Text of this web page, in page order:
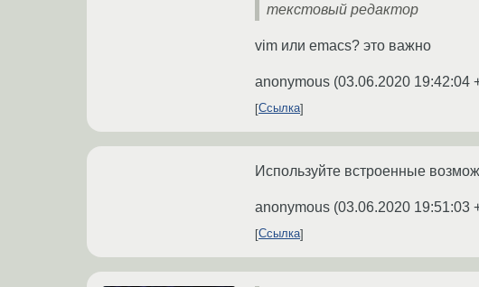
текстовый редактор
vim или emacs? это важно
anonymous (03.06.2020 19:42:04
Ссылка
Используйте встроенные
anonymous (03.06.2020 19:51:03
Ссылка